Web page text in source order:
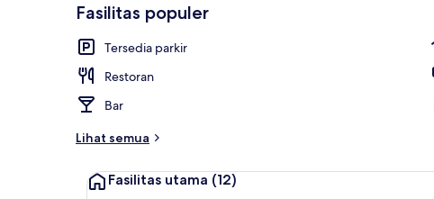
Fasilitas populer
Tersedia parkir
Restoran
Bar
Lihat semua
Fasilitas utama (12)